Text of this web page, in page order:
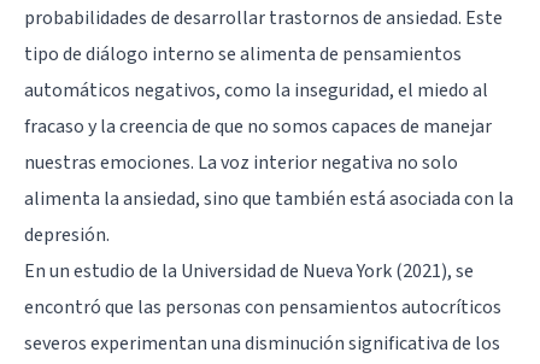
probabilidades de desarrollar trastornos de ansiedad. Este
tipo de diálogo interno se alimenta de pensamientos
automáticos negativos, como la inseguridad, el miedo al
fracaso y la creencia de que no somos capaces de manejar
nuestras emociones. La voz interior negativa no solo
alimenta la ansiedad, sino que también está asociada con la
depresión.
En un estudio de la Universidad de Nueva York (2021), se
encontró que las personas con pensamientos autocríticos
severos experimentan una disminución significativa de los